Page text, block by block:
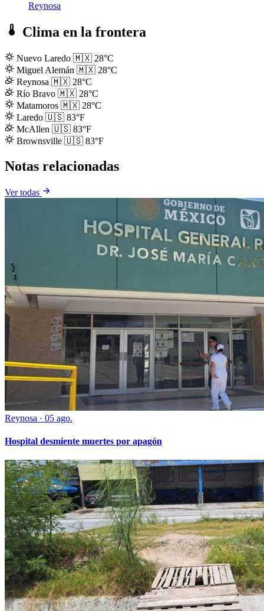
Reynosa
Clima en la frontera
Nuevo Laredo 🇲🇽 28°C
Miguel Alemán 🇲🇽 28°C
Reynosa 🇲🇽 28°C
Río Bravo 🇲🇽 28°C
Matamoros 🇲🇽 28°C
Laredo 🇺🇸 83°F
McAllen 🇺🇸 83°F
Brownsville 🇺🇸 83°F
Notas relacionadas
Ver todas
Reynosa · 05 ago.
Hospital desmiente muertes por apagón